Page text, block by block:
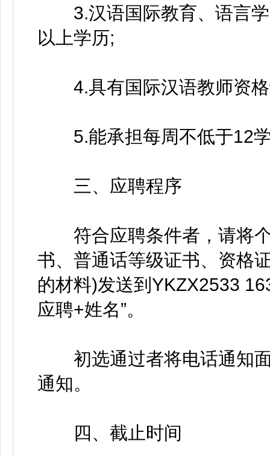
3.汉语国际教育、语言学
以上学历;
4.具有国际汉语教师资格
5.能承担每周不低于12学
三、应聘程序
符合应聘条件者，请将个
书、普通话等级证书、资格
的材料)发送到YKZX2533
应聘+姓名”。
初选通过者将电话通知面
通知。
四、截止时间